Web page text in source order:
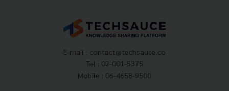
E-mail : contact@techsauce.co
Tel : 02-001-5375
Mobile : 06-4658-9500